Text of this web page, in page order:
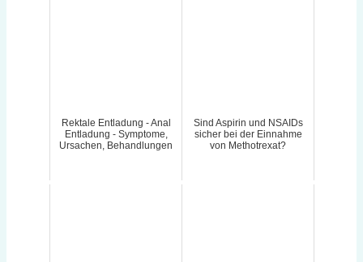
Rektale Entladung - Anal
Entladung - Symptome,
Ursachen, Behandlungen
Sind Aspirin und NSAIDs
sicher bei der Einnahme
von Methotrexat?